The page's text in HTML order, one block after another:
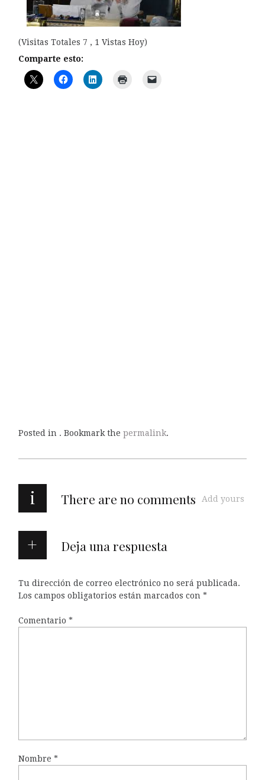
(Visitas Totales 7 , 1 Vistas Hoy)
Comparte esto:
Posted in . Bookmark the permalink.
i There are no comments Add yours
Deja una respuesta
Tu dirección de correo electrónico no será publicada.
Los campos obligatorios están marcados con *
Comentario *
Nombre *